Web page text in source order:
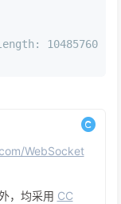
10485760
WebSocket
，均采用 CC